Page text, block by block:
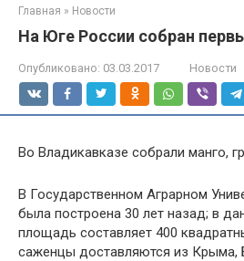
Главная » Новости
На Юге России собран
Опубликовано: 03.03.2017 Новости
Во Владикавказе собрали манго,
В Государственном Аграрном
была построена 30 лет назад; в
площадь составляет 400
саженцы доставляются из Крыма,